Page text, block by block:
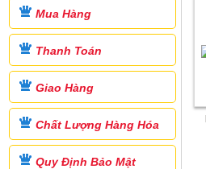
Mua Hàng
Thanh Toán
Giao Hàng
Chất Lượng Hàng Hóa
Quy Định Bảo Mật